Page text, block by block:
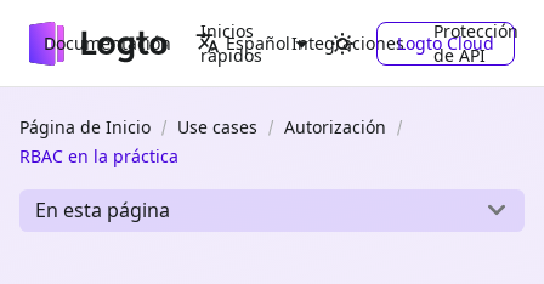
Documentación
Inicios
rápidos
Integraciones
Protección
de API
Español Logto Cloud
Página de Inicio Use cases
Autorización
RBAC en la práctica
En esta página